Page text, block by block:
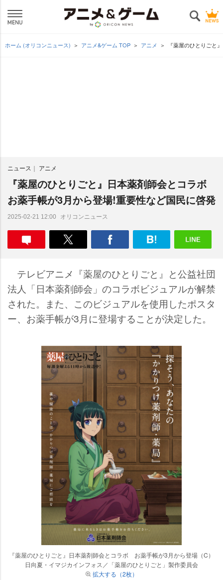
ホーム (オリコンニュース) アニメ&ゲーム TOP アニメ 『薬屋のひとりごと
ニュース アニメ
『薬屋のひとりごと』日本薬剤師会とコラボ
お薬手帳が3月から登場!重要性など国民に啓発
2025-02-21 12:00 オリコンニュース
テレビアニメ『薬屋のひとりごと』と公益社団
法人「日本薬剤師会」のコラボビジュアルが解禁
された。また、このビジュアルを使用したポスタ
ー、お薬手帳が3月に登場することが決定した。
『薬屋のひとりごと』日本薬剤師会とコラボ お薬手帳が3月から登場（C）
日向夏・イマジカインフォス／「薬屋のひとりごと」製作委員会
拡大する（2枚）